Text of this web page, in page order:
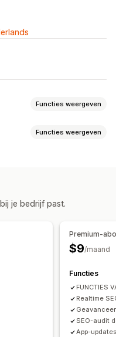
Functies weergeven
Functies weergeven
je bedrijf past.
Premium-
$9/maand
Functies
FUNCTIES
Realtime
SEO-audit
App-